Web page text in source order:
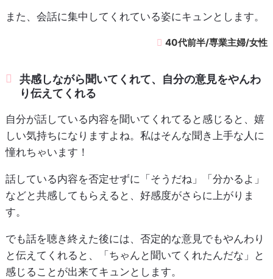
また、会話に集中してくれている姿にキュンとします。
40代前半/専業主婦/女性
共感しながら聞いてくれて、自分の意見をやんわ
り伝えてくれる
自分が話している内容を聞いてくれてると感じると、嬉
しい気持ちになりますよね。私はそんな聞き上手な人に
憧れちゃいます！
話している内容を否定せずに「そうだね」「分かるよ」
などと共感してもらえると、好感度がさらに上がりま
す。
でも話を聴き終えた後には、否定的な意見でもやんわり
と伝えてくれると、「ちゃんと聞いてくれたんだな」と
感じることが出来てキュンとします。